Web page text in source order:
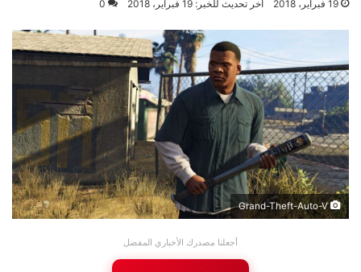
19 فبراير، 2018 اخر تحديث للخبر: 19 فبراير، 2018 0
Grand-Theft-Auto-V
أجعلنا مصدرك الأخباري المفضل